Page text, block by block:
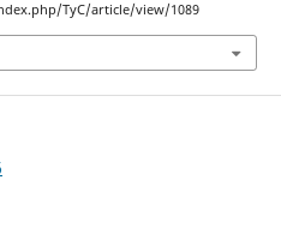
TyC/article/view/1089